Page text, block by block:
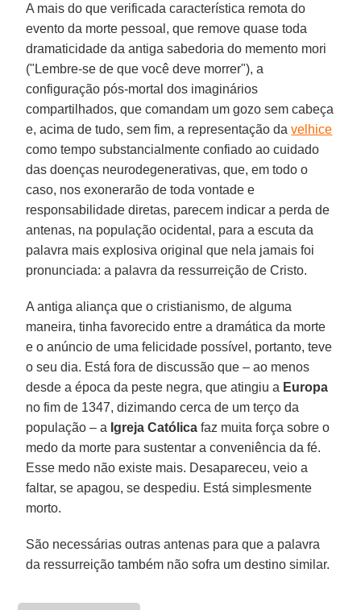
A mais do que verificada característica remota do
evento da morte pessoal, que remove quase toda
dramaticidade da antiga sabedoria do memento mori
("Lembre-se de que você deve morrer"), a
configuração pós-mortal dos imaginários
compartilhados, que comandam um gozo sem cabeça
e, acima de tudo, sem fim, a representação davelhice
como tempo substancialmente confiado ao cuidado
das doenças neurodegenerativas, que, em todo o
caso, nos exonerarão de toda vontade e
responsabilidade diretas, parecem indicar a perda de
antenas, na população ocidental, para a escuta da
palavra mais explosiva original que nela jamais foi
pronunciada: a palavra da ressurreição de Cristo.
A antiga aliança que o cristianismo, de alguma
maneira, tinha favorecido entre a dramática da morte
e o anúncio de uma felicidade possível, portanto, teve
o seu dia. Está fora de discussão que – ao menos
desde a época da peste negra, que atingiu a Europa
no fim de 1347, dizimando cerca de um terço da
população – a Igreja Católica faz muita força sobre o
medo da morte para sustentar a conveniência da fé.
Esse medo não existe mais. Desapareceu, veio a
faltar, se apagou, se despediu. Está simplesmente
morto.
São necessárias outras antenas para que a palavra
da ressurreição também não sofra um destino similar.